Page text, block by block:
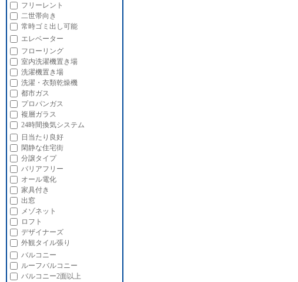
フリーレント
二世帯向き
常時ゴミ出し可能
エレベーター
フローリング
室内洗濯機置き場
洗濯機置き場
洗濯・衣類乾燥機
都市ガス
プロパンガス
複層ガラス
24時間換気システム
日当たり良好
閑静な住宅街
分譲タイプ
バリアフリー
オール電化
家具付き
出窓
メゾネット
ロフト
デザイナーズ
外観タイル張り
バルコニー
ルーフバルコニー
バルコニー2面以上